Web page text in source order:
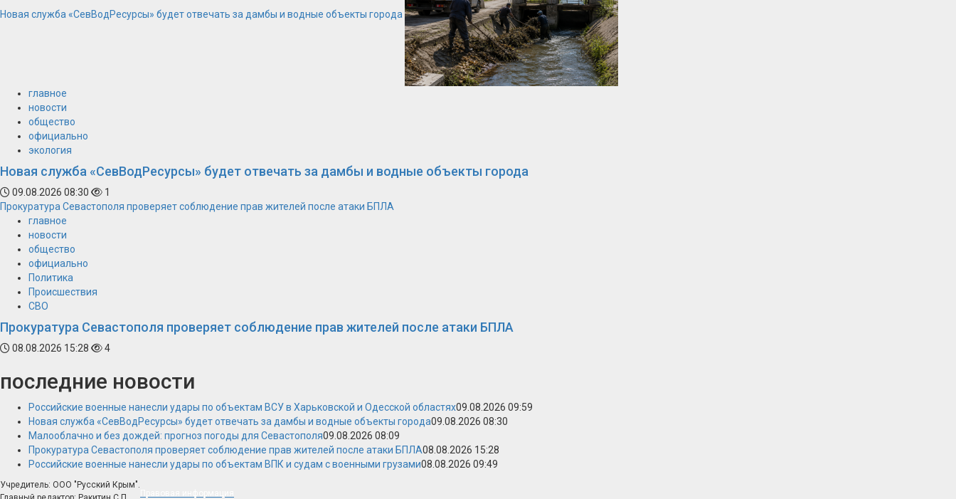
Новая служба «СевВодРесурсы» будет отвечать за дамбы и водные объекты города
главное
новости
общество
официально
экология
Новая служба «СевВодРесурсы» будет отвечать за дамбы и водные объекты города
09.08.2026 08:30
1
Прокуратура Севастополя проверяет соблюдение прав жителей после атаки БПЛА
главное
новости
общество
официально
Политика
Происшествия
СВО
Прокуратура Севастополя проверяет соблюдение прав жителей после атаки БПЛА
08.08.2026 15:28 4
последние новости
Российские военные нанесли удары по объектам ВСУ в Харьковской и Одесской областях09.08.2026 09:59
Новая служба «СевВодРесурсы» будет отвечать за дамбы и водные объекты города09.08.2026 08:30
Малооблачно и без дождей: прогноз погоды для Севастополя09.08.2026 08:09
Прокуратура Севастополя проверяет соблюдение прав жителей после атаки БПЛА08.08.2026 15:28
Российские военные нанесли удары по объектам ВПК и судам с военными грузами08.08.2026 09:49
Учредитель: ООО "Русский Крым".